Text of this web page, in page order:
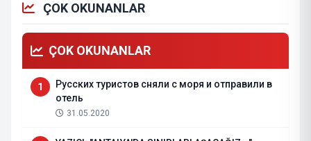
ÇOK OKUNANLAR
ÇOK OKUNANLAR
1
Русских туристов сняли с моря и отправили в
отель
31.05.2020